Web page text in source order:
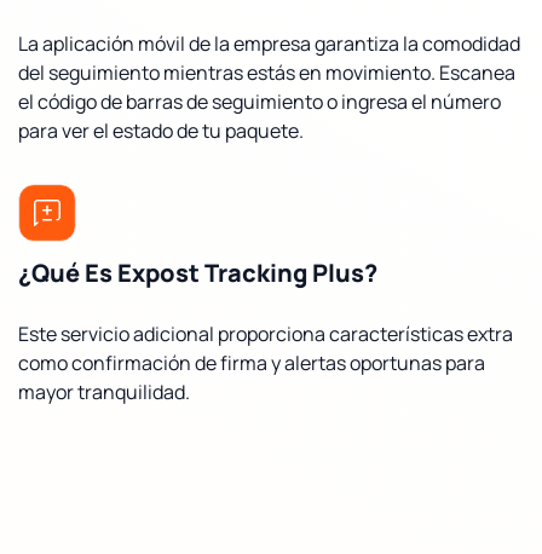
La aplicación móvil de la empresa garantiza la comodidad
del seguimiento mientras estás en movimiento. Escanea
el código de barras de seguimiento o ingresa el número
para ver el estado de tu paquete.
¿Qué Es Expost Tracking Plus?
Este servicio adicional proporciona características extra
como confirmación de firma y alertas oportunas para
mayor tranquilidad.